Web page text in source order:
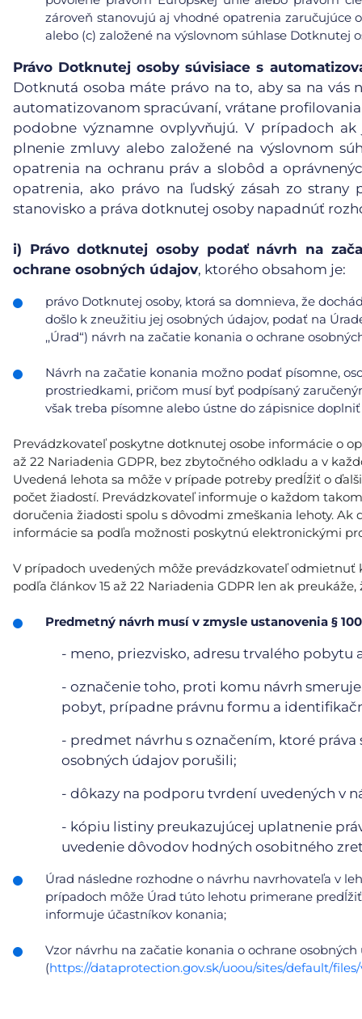
zároveň stanovujú aj vhodné opatrenia zaručujúce
alebo (c) založené na výslovnom súhlase Dotknutej
Právo Dotknutej osoby súvisiace s
Dotknutá osoba máte právo na to, aby sa na vás
automatizovanom spracúvaní, vrátane
podobne významne ovplyvňujú. V prípadoch
plnenie zmluvy alebo založené na výslovnom
opatrenia na ochranu práv a slobôd a
opatrenia, ako právo na ľudský zásah zo
stanovisko a práva dotknutej osoby napadnúť
i) Právo dotknutej osoby podať návrh na
ochrane osobných údajov, ktorého obsahom je:
právo Dotknutej osoby, ktorá sa domnieva, že
došlo k zneužitiu jej osobných údajov, podať na
,,Úrad“) návrh na začatie konania o ochrane
Návrh na začatie konania možno podať písomne,
prostriedkami, pričom musí byť podpísaný
však treba písomne alebo ústne do zápisnice
Prevádzkovateľ poskytne dotknutej osobe informácie o
až 22 Nariadenia GDPR, bez zbytočného odkladu a v
Uvedená lehota sa môže v prípade potreby predĺžiť o
počet žiadostí. Prevádzkovateľ informuje o každom
doručenia žiadosti spolu s dôvodmi zmeškania lehoty.
informácie sa podľa možnosti poskytnú elektronickými
V prípadoch uvedených môže prevádzkovateľ
podľa článkov 15 až 22 Nariadenia GDPR len ak
Predmetný návrh musí v zmysle ustanovenia §
- meno, priezvisko, adresu trvalého pobytu
- označenie toho, proti komu návrh
pobyt, prípadne právnu formu a
- predmet návrhu s označením, ktoré
osobných údajov porušili;
- dôkazy na podporu tvrdení uvedených v
- kópiu listiny preukazujúcej uplatnenie
uvedenie dôvodov hodných osobitného
Úrad následne rozhodne o návrhu navrhovateľa v
prípadoch môže Úrad túto lehotu primerane
informuje účastníkov konania;
Vzor návrhu na začatie konania o ochrane
(https://dataprotection.gov.sk/uoou/sites/default/